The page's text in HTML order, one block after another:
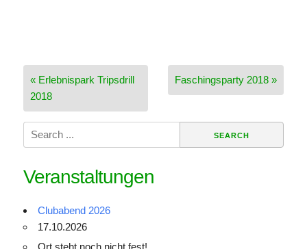
Beitragsnavigation
« Erlebnispark Tripsdrill
2018
Faschingsparty 2018 »
Search
for:
Veranstaltungen
Clubabend 2026
17.10.2026
Ort steht noch nicht fest!